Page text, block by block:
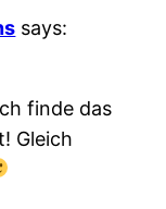
says:
finde das
Gleich